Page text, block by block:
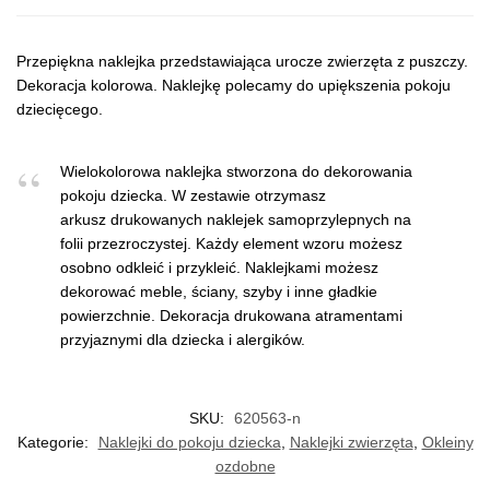
Przepiękna naklejka przedstawiająca urocze zwierzęta z puszczy.
Dekoracja kolorowa. Naklejkę polecamy do upiększenia pokoju
dziecięcego.
Wielokolorowa naklejka stworzona do dekorowania
pokoju dziecka. W zestawie otrzymasz
arkusz drukowanych naklejek samoprzylepnych na
folii przezroczystej. Każdy element wzoru możesz
osobno odkleić i przykleić. Naklejkami możesz
dekorować meble, ściany, szyby i inne gładkie
powierzchnie. Dekoracja drukowana atramentami
przyjaznymi dla dziecka i alergików.
SKU:
620563-n
Kategorie:
Naklejki do pokoju dziecka Naklejki zwierzęta Okleiny
ozdobne